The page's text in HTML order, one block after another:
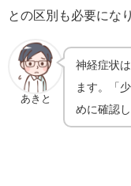
との区別も必要にな
あきと
神経症状
ます。「
めに確認